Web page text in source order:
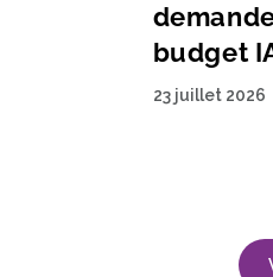
budget
23 juillet 2026